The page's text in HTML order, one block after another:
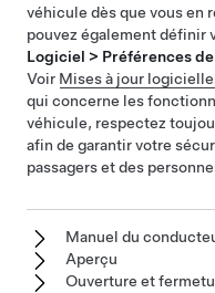
véhicule dès que vous en
pouvez également définir
Logiciel > Préférences
Voir Mises à jour
qui concerne les
véhicule, respectez
afin de garantir votre
passagers et des
Manuel du
Aperçu
Ouverture et